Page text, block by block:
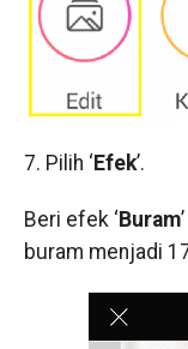
7. Pilih ‘ Efek’.
Beri efek ‘ Buram
buram menjadi